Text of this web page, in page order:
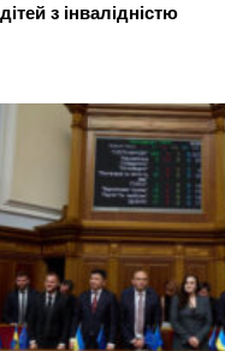
з інвалідністю